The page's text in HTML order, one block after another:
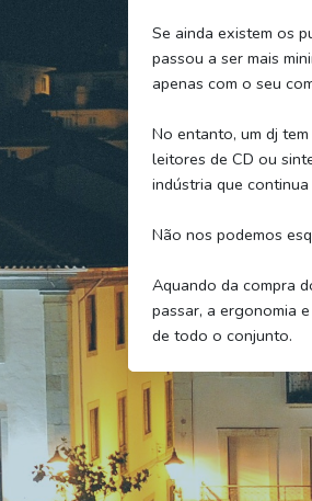
Se ainda existem os
passou a ser mais
apenas com o seu
No entanto, um dj
leitores de CD ou
indústria que
Não nos podemos
Aquando da compra
passar, a ergonomia
de todo o conjunto.